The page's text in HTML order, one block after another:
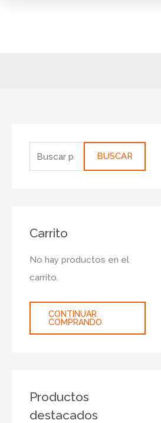
s
p
o
r
BUSCAR
Carrito
No hay productos en el
carrito.
CONTINUAR
COMPRANDO
Productos
destacados